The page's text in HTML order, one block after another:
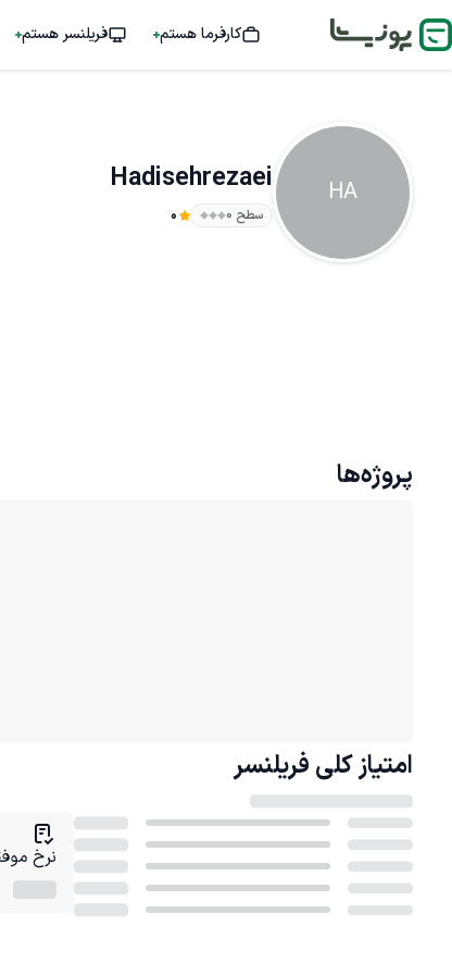
کارفرما هستم فریلنسر هستم
HA
Hadisehrezaei
سطح ۰ 0
پروژه‌ها
امتیاز کلی فریلنسر
نرخ